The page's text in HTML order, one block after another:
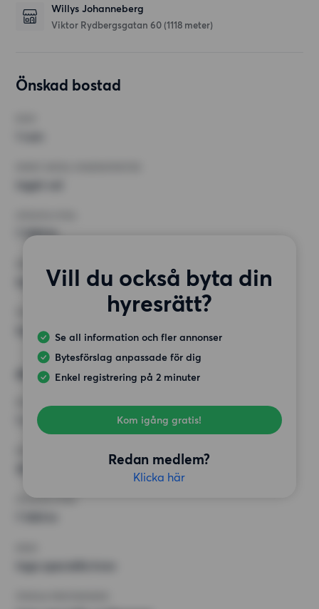
Willys Johanneberg
Viktor Rydbergsgatan 60 (1118 meter)
Önskad bostad
Vill du också byta din
hyresrätt?
Se all information och fler annonser
Bytesförslag anpassade för dig
Enkel registrering på 2 minuter
Kom igång gratis!
Redan medlem?
Klicka här
7 500 kr
Inga speciella krav
ÖVRIGA PREFERENSER
Inga speciella preferenser
Alternativt önskemål
1 rum
MINST ANTAL KVADRATMETER
HÖGSTA HYRA